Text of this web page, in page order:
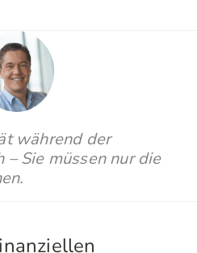
während der
Sie müssen nur die